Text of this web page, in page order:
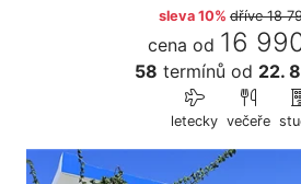
sleva 10% dříve18
cena od 16
58 termínů od 22.
letecky večeře